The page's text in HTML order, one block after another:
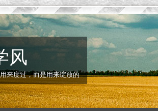
风
来度过，而是用来绽放的